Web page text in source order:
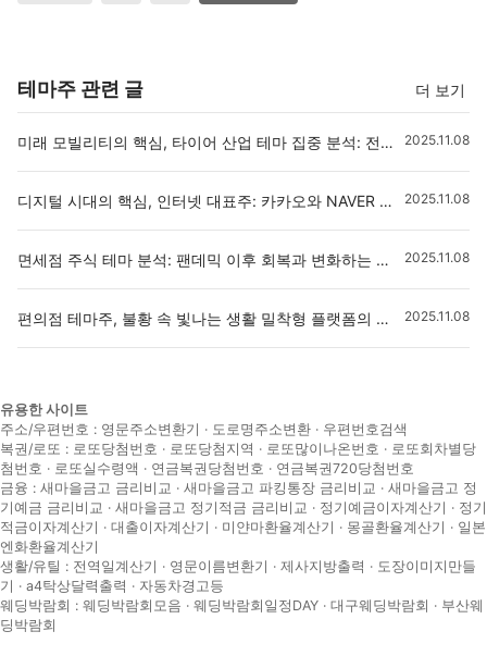
테마주 관련 글 더 보기
미래 모빌리티의 핵심, 타이어 산업 테마 집중 분석: 전기차 시대, 새로운 기회를 잡다 2025.11.08
디지털 시대의 핵심, 인터넷 대표주: 카카오와 NAVER 투자 심층 분석 2025.11.08
면세점 주식 테마 분석: 팬데믹 이후 회복과 변화하는 시장, 투자 전략은? 2025.11.08
편의점 테마주, 불황 속 빛나는 생활 밀착형 플랫폼의 진화와 투자 전략 2025.11.08
유용한 사이트
주소/우편번호 : 영문주소변환기 · 도로명주소변환 · 우편번호검색
복권/로또 : 로또당첨번호 · 로또당첨지역 · 로또많이나온번호 · 로또회차별당
첨번호 · 로또실수령액 · 연금복권당첨번호 · 연금복권720당첨번호
금융 : 새마을금고 금리비교 · 새마을금고 파킹통장 금리비교 · 새마을금고 정
기예금 금리비교 · 새마을금고 정기적금 금리비교 · 정기예금이자계산기 · 정기
적금이자계산기 · 대출이자계산기 · 미얀마환율계산기 · 몽골환율계산기 · 일본
엔화환율계산기
생활/유틸 : 전역일계산기 · 영문이름변환기 · 제사지방출력 · 도장이미지만들
기 · a4탁상달력출력 · 자동차경고등
웨딩박람회 : 웨딩박람회모음 · 웨딩박람회일정DAY · 대구웨딩박람회 · 부산웨
딩박람회